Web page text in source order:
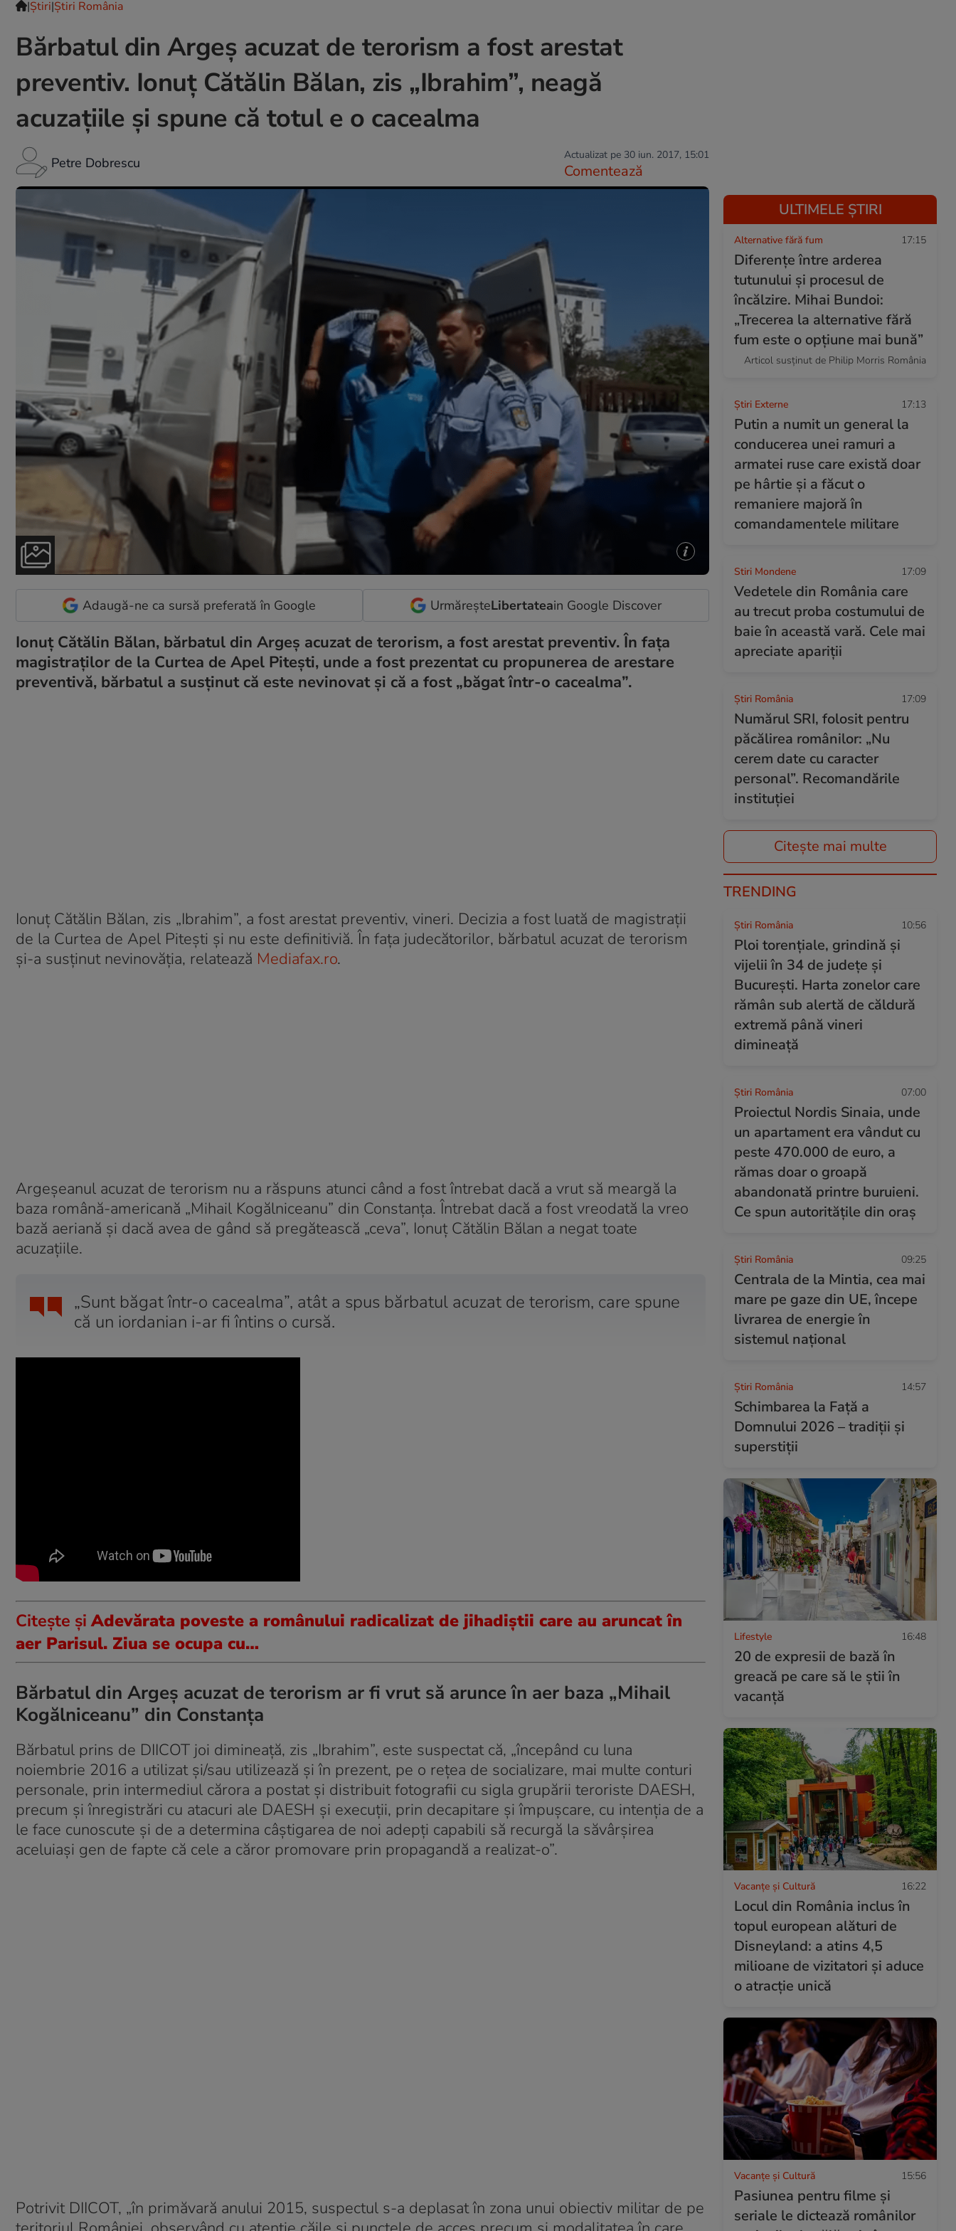
|Ştiri|Știri România
Bărbatul din Argeș acuzat de terorism a fost arestat
preventiv. Ionuţ Cătălin Bălan, zis „Ibrahim”, neagă
acuzațiile și spune că totul e o cacealma
Petre Dobrescu Actualizat pe 30 iun. 2017, 15:01
Comentează
Adaugă-ne ca sursă preferată în Google UrmăreșteLibertateain Google Discover
Ionuț Cătălin Bălan, bărbatul din Argeș acuzat de terorism, a fost arestat preventiv. În fața
magistraților de la Curtea de Apel Pitești, unde a fost prezentat cu propunerea de arestare
preventivă, bărbatul a susținut că este nevinovat și că a fost „băgat într-o cacealma”.
Ionuț Cătălin Bălan, zis „Ibrahim”, a fost arestat preventiv, vineri. Decizia a fost luată de magistrații
de la Curtea de Apel Pitești și nu este definitiviă. În fața judecătorilor, bărbatul acuzat de terorism
și-a susținut nevinovăția, relatează Mediafax.ro.
Argeșeanul acuzat de terorism nu a răspuns atunci când a fost întrebat dacă a vrut să meargă la
baza română-americană „Mihail Kogălniceanu” din Constanța. Întrebat dacă a fost vreodată la vreo
bază aeriană și dacă avea de gând să pregătească „ceva”, Ionuț Cătălin Bălan a negat toate
acuzațiile.
„Sunt băgat într-o cacealma”, atât a spus bărbatul acuzat de terorism, care spune
că un iordanian i-ar fi întins o cursă.
Citește șiAdevărata poveste a românului radicalizat de jihadiștii care au aruncat în
aer Parisul. Ziua se ocupa cu…
Bărbatul din Argeș acuzat de terorism ar fi vrut să arunce în aer baza „Mihail
Kogălniceanu” din Constanța
Bărbatul prins de DIICOT joi dimineață, zis „Ibrahim”, este suspectat că, „începând cu luna
noiembrie 2016 a utilizat şi/sau utilizează şi în prezent, pe o reţea de socializare, mai multe conturi
personale, prin intermediul cărora a postat şi distribuit fotografii cu sigla grupării teroriste DAESH,
precum şi înregistrări cu atacuri ale DAESH şi execuţii, prin decapitare şi împuşcare, cu intenţia de a
le face cunoscute şi de a determina câştigarea de noi adepţi capabili să recurgă la săvârşirea
aceluiaşi gen de fapte că cele a căror promovare prin propagandă a realizat-o”.
Potrivit DIICOT, „în primăvară anului 2015, suspectul s-a deplasat în zona unui obiectiv militar de pe
ULTIMELE ȘTIRI
Alternative fără fum 17:15
Diferențe între arderea
tutunului și procesul de
încălzire. Mihai Bundoi:
„Trecerea la alternative fără
fum este o opțiune mai bună”
Articol susținut de Philip Morris România
Știri Externe 17:13
Putin a numit un general la
conducerea unei ramuri a
armatei ruse care există doar
pe hârtie și a făcut o
remaniere majoră în
comandamentele militare
Stiri Mondene 17:09
Vedetele din România care
au trecut proba costumului de
baie în această vară. Cele mai
apreciate apariții
Știri România 17:09
Numărul SRI, folosit pentru
păcălirea românilor: „Nu
cerem date cu caracter
personal”. Recomandările
instituției
Citește mai multe
TRENDING
Știri România 10:56
Ploi torențiale, grindină și
vijelii în 34 de județe și
București. Harta zonelor care
rămân sub alertă de căldură
extremă până vineri
dimineață
Știri România 07:00
Proiectul Nordis Sinaia, unde
un apartament era vândut cu
peste 470.000 de euro, a
rămas doar o groapă
abandonată printre buruieni.
Ce spun autoritățile din oraș
Știri România 09:25
Centrala de la Mintia, cea mai
mare pe gaze din UE, începe
livrarea de energie în
sistemul național
Știri România 14:57
Schimbarea la Față a
Domnului 2026 – tradiții și
superstiții
Lifestyle 16:48
20 de expresii de bază în
greacă pe care să le știi în
vacanță
Vacanțe și Cultură 16:22
Locul din România inclus în
topul european alături de
Disneyland: a atins 4,5
milioane de vizitatori și aduce
o atracție unică
Vacanțe și Cultură 15:56
Pasiunea pentru filme și
seriale le dictează românilor